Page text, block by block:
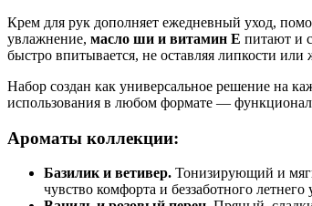
Крем для рук дополняет ежедневный уход,
увлажнение, масло ши и витамин Е питают и
быстро впитывается, не оставляя липкости или
Набор создан как универсальное решение на
использования в любом формате —
Ароматы коллекции:
Базилик и ветивер. Тонизирующий и
чувство комфорта и беззаботного летнего